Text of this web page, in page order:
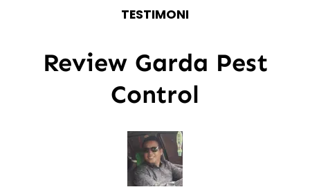
TESTIMONI
Review Garda Pest
Control